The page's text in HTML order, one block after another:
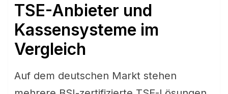
TSE-Anbieter und
Kassensysteme im
Vergleich
Auf dem deutschen Markt stehen